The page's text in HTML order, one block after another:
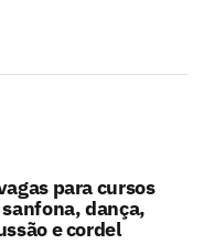
para cursos
dança,
e cordel